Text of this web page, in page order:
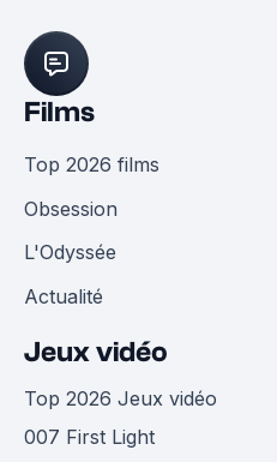
Films
Top 2026 films
Obsession
L'Odyssée
Actualité
Jeux vidéo
Top 2026 Jeux vidéo
007 First Light